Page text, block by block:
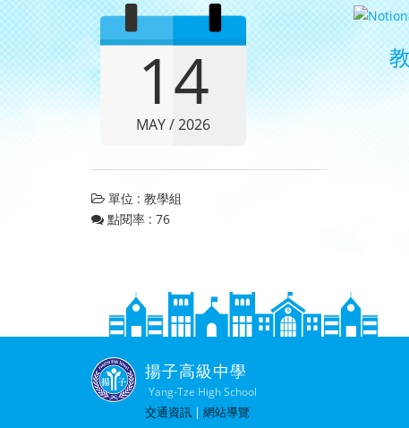
14
MAY / 2026
單位 : 教學組
點閱率 : 76
揚子高級中學
Yang-Tze High School
交通資訊 | 網站導覽